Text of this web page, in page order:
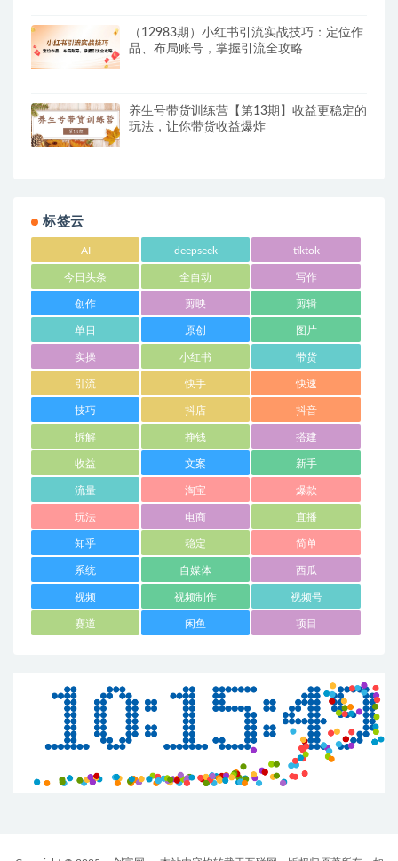
（12983期）小红书引流实战技巧：定位作
品、布局账号，掌握引流全攻略
养生号带货训练营【第13期】收益更稳定的
玩法，让你带货收益爆炸
标签云
AI deepseek tiktok
今日头条 全自动 写作
创作 剪映 剪辑
单日 原创 图片
实操 小红书 带货
引流 快手 快速
技巧 抖店 抖音
拆解 挣钱 搭建
收益 文案 新手
流量 淘宝 爆款
玩法 电商 直播
知乎 稳定 简单
系统 自媒体 西瓜
视频 视频制作 视频号
赛道 闲鱼 项目